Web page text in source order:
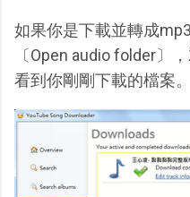
如果你是下載並轉成
〔Open audio folder〕
看到你剛剛下載的檔案。